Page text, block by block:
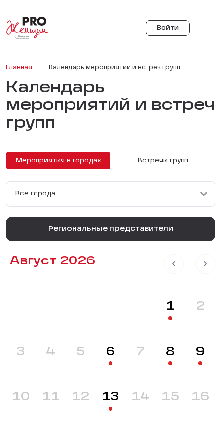
Войти
Главная Календарь мероприятий и встреч групп
Календарь
мероприятий и встреч
групп
Мероприятия в городах Встречи групп
Все города
Региональные представители
Август 2026
1 2
3 4 5 6 7 8 9
10 11 12 13 14 15 16